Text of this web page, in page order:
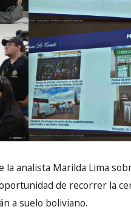
la analista Marilda Lima
de recorrer la
a suelo boliviano.